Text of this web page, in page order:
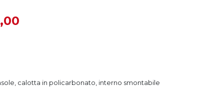
calotta in policarbonato, interno smontabile